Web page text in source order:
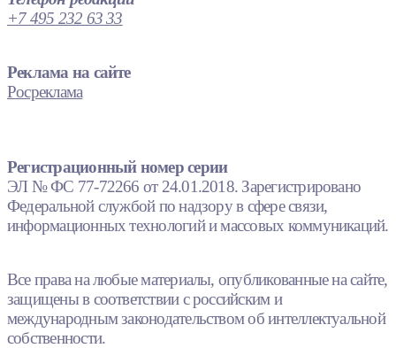
+7 495 232 63 33
Реклама на сайте
Росреклама
Регистрационный номер серии
ЭЛ № ФС 77-72266 от 24.01.2018. Зарегистрировано
Федеральной службой по надзору в сфере связи,
информационных технологий и массовых коммуникаций.
Все права на любые материалы, опубликованные на сайте,
защищены в соответствии с российским и
международным законодательством об интеллектуальной
собственности.